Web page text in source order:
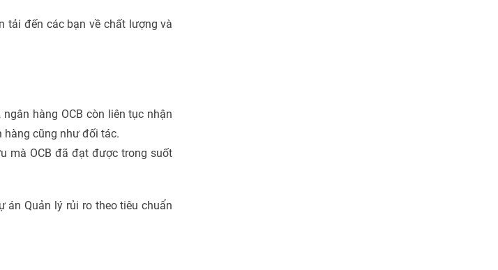
tải đến các bạn về chất lượng và
hàng OCB còn liên tục nhận
hàng cũng như đối tác.
mà OCB đã đạt được trong suốt
án Quản lý rủi ro theo tiêu chuẩn